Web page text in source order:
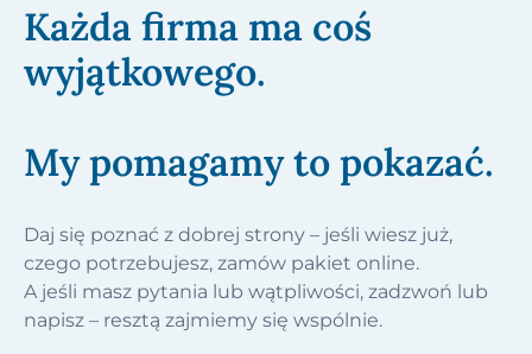
Każda firma ma coś
wyjątkowego.
My pomagamy to pokazać.
Daj się poznać z dobrej strony – jeśli wiesz już,
czego potrzebujesz, zamów pakiet online.
A jeśli masz pytania lub wątpliwości, zadzwoń lub
napisz – resztą zajmiemy się wspólnie.